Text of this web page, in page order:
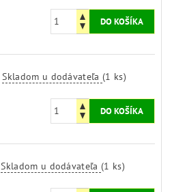
Skladom u dodávateľa(1 ks)
Skladom u dodávateľa(1 ks)